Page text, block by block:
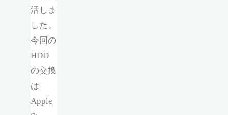
活しま
した。
今回の
HDD
の交換
は
Apple